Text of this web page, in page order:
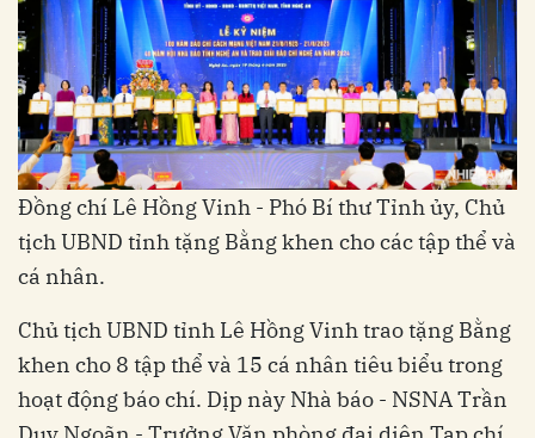
Đồng chí Lê Hồng Vinh - Phó Bí thư Tỉnh ủy, Chủ
tịch UBND tỉnh tặng Bằng khen cho các tập thể và
cá nhân.
Chủ tịch UBND tỉnh Lê Hồng Vinh trao tặng Bằng
khen cho 8 tập thể và 15 cá nhân tiêu biểu trong
hoạt động báo chí. Dịp này Nhà báo - NSNA Trần